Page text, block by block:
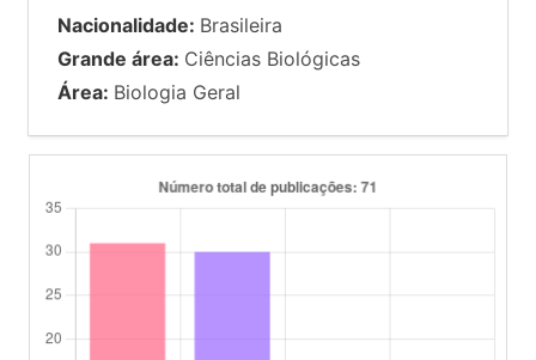
Nacionalidade: Brasileira
Grande área: Ciências Biológicas
Área: Biologia Geral